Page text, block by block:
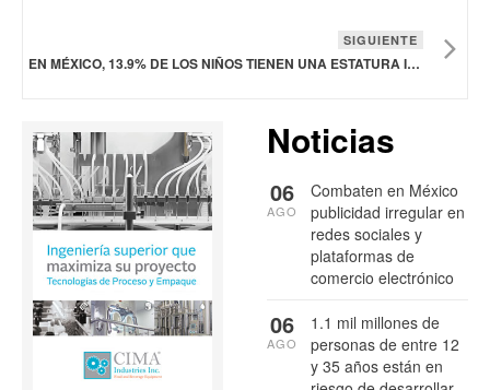
SIGUIENTE
EN MÉXICO, 13.9% DE LOS NIÑOS TIENEN UNA ESTATURA INFERIOR A LA ESPERADA
Noticias
Combaten en México
publicidad irregular en
redes sociales y
plataformas de
comercio electrónico
06
AGO
1.1 mil millones de
personas de entre 12
y 35 años están en
06
AGO